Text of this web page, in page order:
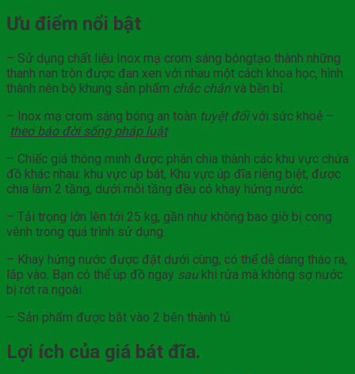
Ưu điểm nổi bật
– Sử dụng chất liệu Inox mạ crom sáng bóngtạo thành những
thanh nan tròn được đan xen với nhau một cách khoa học, hình
thành nên bộ khung sản phẩm chắc chắn và bền bỉ.
– Inox mạ crom sáng bóng an toàn tuyệt đốivới sức khoẻ –
theo báo đời sống pháp luật
– Chiếc giá thông minh được phân chia thành các khu vực chứa
đồ khác nhau: khu vực úp bát, Khu vực úp đĩa riêng biệt, được
chia làm 2 tầng, dưới mỗi tầng đều có khay hứng nước.
– Tải trọng lớn lên tới 25 kg, gần như không bao giờ bị cong
vênh trong quá trình sử dụng.
– Khay hứng nước được đặt dưới cùng, có thể dễ dàng tháo ra,
lắp vào. Bạn có thể úp đồ ngay sau khi rửa mà không sợ nước
bị rớt ra ngoài.
– Sản phẩm được bắt vào 2 bên thành tủ
Lợi ích của giá bát đĩa.